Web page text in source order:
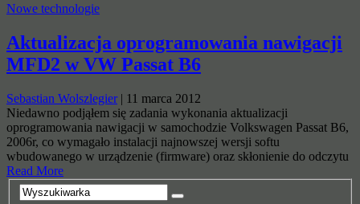
Nowe technologie
Aktualizacja oprogramowania nawigacji
MFD2 w VW Passat B6
Sebastian Wolszlegier| 11 marca 2012
Niedawno podjąłem się zadania wykonania aktualizacji
oprogramowania nawigacji w samochodzie Volkswagen Passat B6,
2006r, co wymagało instalacji najnowszej wersji softu
wbudowanego w urządzenie (firmware) oraz skłonienie do odczytu
Read More